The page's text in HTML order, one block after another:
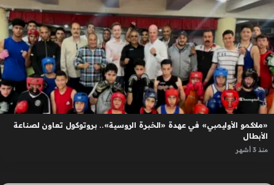
«ملاكمو الأوليمبي» في عهدة «الخبرة الروسية».. بروتوكول تعاون لصناعة
الأبطال
منذ 3 أشهر